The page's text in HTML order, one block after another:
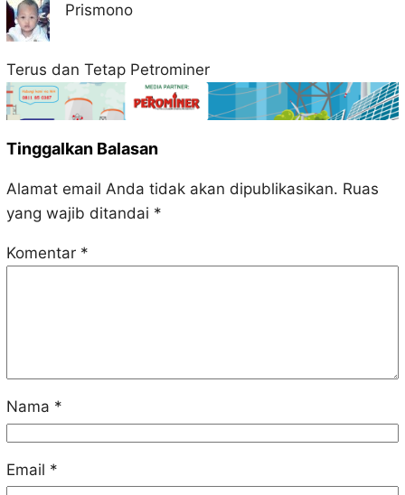
Prismono
Terus dan Tetap Petrominer
Tinggalkan Balasan
Alamat email Anda tidak akan dipublikasikan. Ruas
yang wajib ditandai *
Komentar *
Nama *
Email *